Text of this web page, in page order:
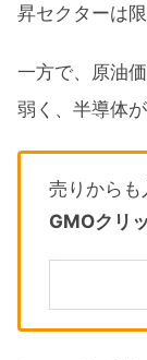
昇セクターは限
一方で、原油
弱く、半導体
売りからも
GMOクリ